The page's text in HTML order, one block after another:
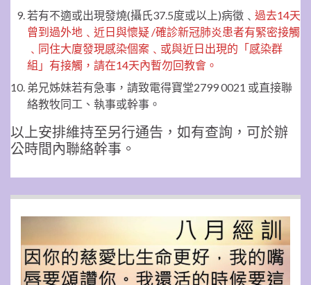
若有不適或出現發燒(攝氏37.5度或以上)病徵﹑ 過去14天
曾到過外地﹑近日與懷疑 /確診新冠肺炎患者有緊密接觸
﹑同住大廈發現感染個案﹑或與近日出現的「感染群
組」有接觸，請在14天內暫勿回教會。
弟兄姊妹若有急事，請致電得寶堂2799 0021 或直接聯
絡教牧同工、執事或幹事。
以上安排維持至另行通告，如有查詢，可於辦
公時間內聯絡幹事。